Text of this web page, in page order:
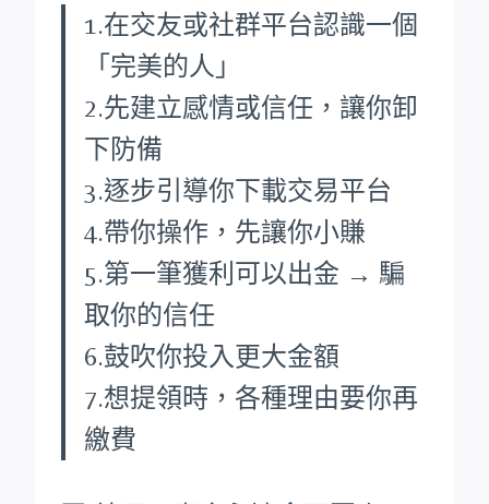
1.在交友或社群平台認識一個
「完美的人」
2.先建立感情或信任，讓你卸
下防備
3.逐步引導你下載交易平台
4.帶你操作，先讓你小賺
5.第一筆獲利可以出金 → 騙
取你的信任
6.鼓吹你投入更大金額
7.想提領時，各種理由要你再
繳費